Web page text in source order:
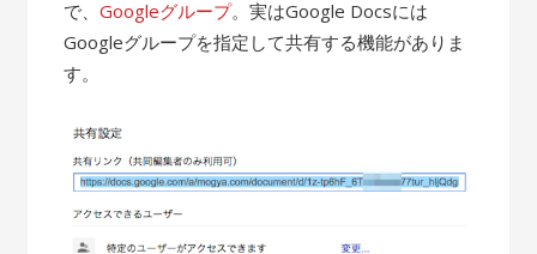
で、Googleグループ。実はGoogle Docsには
Googleグループを指定して共有する機能がありま
す。